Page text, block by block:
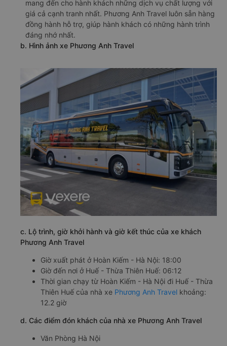
mang đến cho hành khách những dịch vụ chất lượng với
giá cả cạnh tranh nhất. Phương Anh Travel luôn sẵn hàng
đồng hành hỗ trợ, giúp hành khách có những hành trình
đáng nhớ nhất.
b. Hình ảnh xe Phương Anh Travel
c. Lộ trình, giờ khởi hành và giờ kết thúc của xe khách
Phương Anh Travel
Giờ xuất phát ở Hoàn Kiếm - Hà Nội: 18:00
Giờ đến nơi ở Huế - Thừa Thiên Huế: 06:12
Thời gian chạy từ Hoàn Kiếm - Hà Nội đi Huế - Thừa
Thiên Huế của nhà xe Phương Anh Travel khoảng:
12.2 giờ
d. Các điểm đón khách của nhà xe Phương Anh Travel
Văn Phòng Hà Nội